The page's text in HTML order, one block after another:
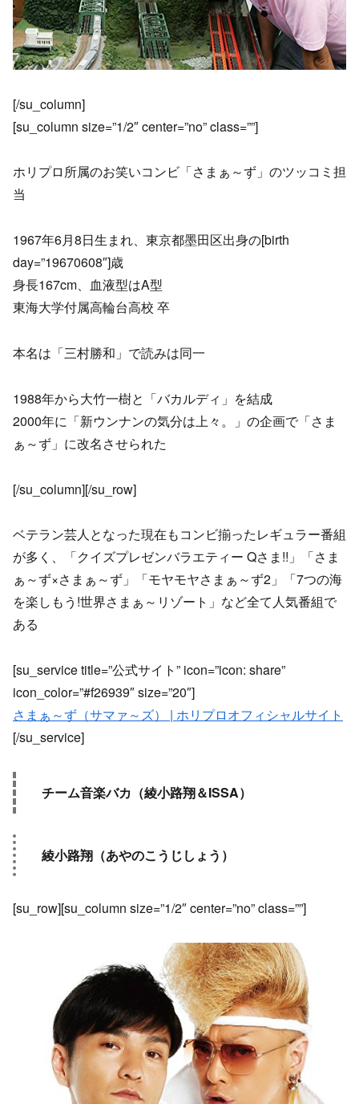
[/su_column]
[su_column size=”1/2″ center=”no” class=””]
ホリプロ所属のお笑いコンビ「さまぁ～ず」のツッコミ担
当
1967年6月8日生まれ、東京都墨田区出身の[birth
day=”19670608″]歳
身長167cm、血液型はA型
東海大学付属高輪台高校 卒
本名は「三村勝和」で読みは同一
1988年から大竹一樹と「バカルディ」を結成
2000年に「新ウンナンの気分は上々。」の企画で「さま
ぁ～ず」に改名させられた
[/su_column][/su_row]
ベテラン芸人となった現在もコンビ揃ったレギュラー番組
が多く、「クイズプレゼンバラエティー Qさま!!」「さま
ぁ～ず×さまぁ～ず」「モヤモヤさまぁ～ず2」「7つの海
を楽しもう!世界さまぁ～リゾート」など全て人気番組で
ある
[su_service title=”公式サイト” icon=”icon: share”
icon_color=”#f26939″ size=”20″]
さまぁ～ず（サマァ～ズ） | ホリプロオフィシャルサイト
[/su_service]
チーム音楽バカ（綾小路翔＆ISSA）
綾小路翔（あやのこうじしょう）
[su_row][su_column size=”1/2″ center=”no” class=””]